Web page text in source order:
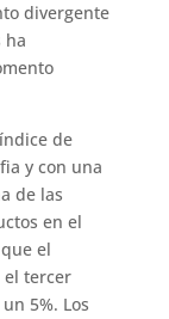
divergente
ha
de
y con una
de las
en el
el
el tercer
5%. Los